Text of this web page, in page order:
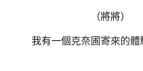
（將將）
我有一個克奈圃寄來的體